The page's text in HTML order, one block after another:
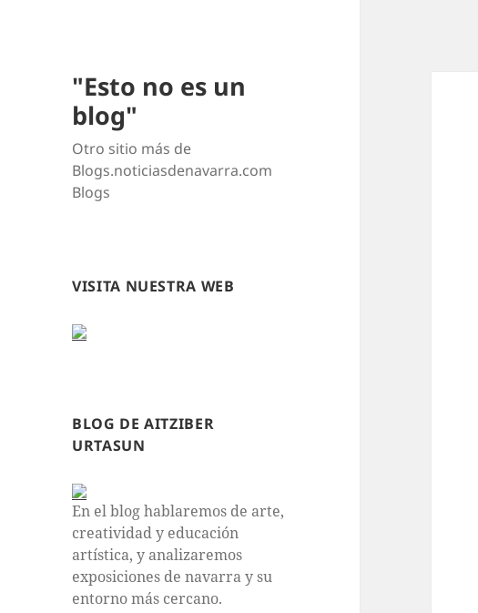
"Esto no es un
blog"
Otro sitio más de
Blogs.noticiasdenavarra.com
Blogs
VISITA NUESTRA WEB
BLOG DE AITZIBER
URTASUN
En el blog hablaremos de arte,
creatividad y educación
artística, y analizaremos
exposiciones de navarra y su
entorno más cercano.